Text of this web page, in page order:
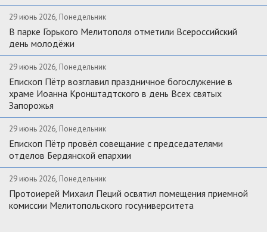
29 июнь 2026, Понедельник
В парке Горького Мелитополя отметили Всероссийский
день молодёжи
29 июнь 2026, Понедельник
Епископ Пётр возглавил праздничное богослужение в
храме Иоанна Кронштадтского в день Всех святых
Запорожья
29 июнь 2026, Понедельник
Епископ Пётр провёл совещание с председателями
отделов Бердянской епархии
29 июнь 2026, Понедельник
Протоиерей Михаил Пеций освятил помещения приемной
комиссии Мелитопольского госуниверситета